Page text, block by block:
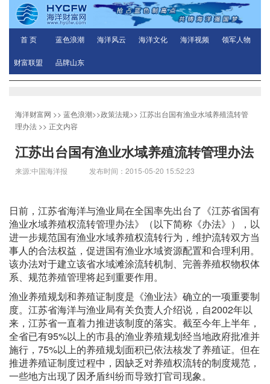
首 页 蓝色浪潮 海洋风云 海洋文化 海洋视频 领军人物
财富联盟 品牌山东
海洋财富网 >> 蓝色浪潮>>政策法规>> 江苏出台国有渔业水域养殖流转管
理办法 >> 正文内容
江苏出台国有渔业水域养殖流转管理办法
来源:中国海洋报 发布时间：2015-05-20 15:52:23
日前，江苏省海洋与渔业局在全国率先出台了《江苏省国有
渔业水域养殖权流转管理办法》（以下简称《办法》），以
进一步规范国有渔业水域养殖权流转行为，维护流转双方当
事人的合法权益，促进国有渔业水域资源配置和合理利用。
该办法对于建立该省水域滩涂流转机制、完善养殖权物权体
系、规范养殖管理将起到重要作用。
渔业养殖规划和养殖证制度是《渔业法》确立的一项重要制
度。江苏省海洋与渔业局有关负责人介绍说，自2002年以
来，江苏省一直着力推进该制度的落实。截至今年上半年，
全省已有95%以上的市县的渔业养殖规划经当地政府批准并
施行，75%以上的养殖规划面积已依法核发了养殖证。但在
推进养殖证制度过程中，因缺乏对养殖权流转的制度规范，
一些地方出现了因矛盾纠纷而导致打官司现象。